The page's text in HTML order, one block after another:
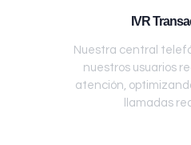
IVR
Nuestra central
nuestros usuarios
atención,
llamadas